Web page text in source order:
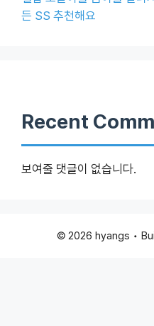
든 SS 추천해요
Recent
보여줄 댓글이 없습니다.
© 2026 hyangs •